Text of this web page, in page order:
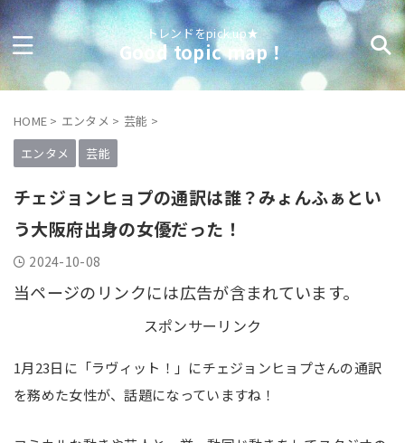
トレンドをpick up★
Good topic map！
HOME > エンタメ > 芸能 >
エンタメ
芸能
チェジョンヒョプの通訳は誰？みょんふぁとい
う大阪府出身の女優だった！
2024-10-08
当ページのリンクには広告が含まれています。
スポンサーリンク
1月23日に「ラヴィット！」にチェジョンヒョプさんの通訳
を務めた女性が、話題になっていますね！